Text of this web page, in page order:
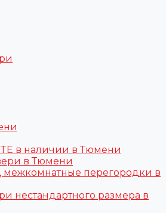
в наличии в Тюмени
в Тюмени
перегородки в
нестандартного размера в